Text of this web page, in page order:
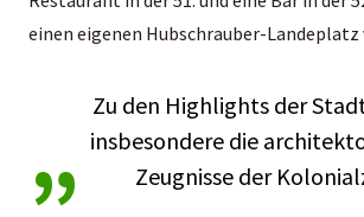
einen eigenen Hubschrauber-
„
Zu den Highlights der
insbesondere die
Zeugnisse der